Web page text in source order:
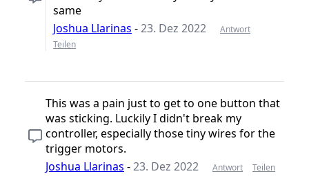
same
Joshua Llarinas -23. Dez 2022
Antwort
Teilen
This was a pain just to get to one button that
was sticking. Luckily I didn't break my
controller, especially those tiny wires for the
trigger motors.
Joshua Llarinas -23. Dez 2022 Antwort Teilen